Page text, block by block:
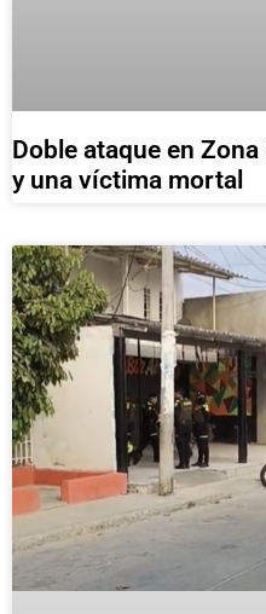
Doble ataque en
y una víctima mortal